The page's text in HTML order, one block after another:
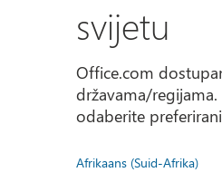
svijetu
Office.com
državama/regijama.
odaberite
Afrikaans (Suid-Afrika)